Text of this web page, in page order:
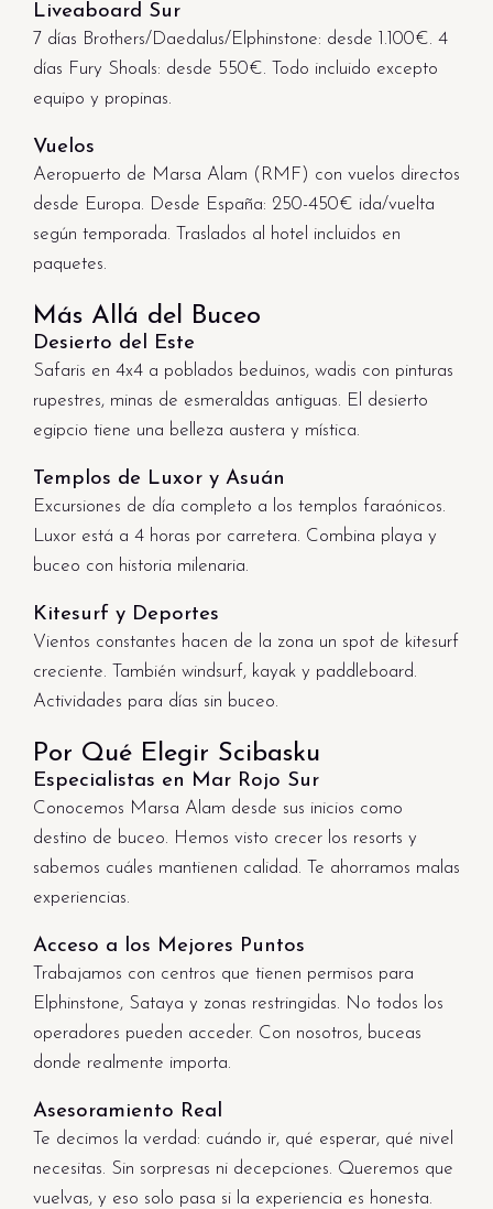
Liveaboard Sur
7 días Brothers/Daedalus/Elphinstone: desde 1.100€. 4
días Fury Shoals: desde 550€. Todo incluido excepto
equipo y propinas.
Vuelos
Aeropuerto de Marsa Alam (RMF) con vuelos directos
desde Europa. Desde España: 250-450€ ida/vuelta
según temporada. Traslados al hotel incluidos en
paquetes.
Más Allá del Buceo
Desierto del Este
Safaris en 4x4 a poblados beduinos, wadis con pinturas
rupestres, minas de esmeraldas antiguas. El desierto
egipcio tiene una belleza austera y mística.
Templos de Luxor y Asuán
Excursiones de día completo a los templos faraónicos.
Luxor está a 4 horas por carretera. Combina playa y
buceo con historia milenaria.
Kitesurf y Deportes
Vientos constantes hacen de la zona un spot de kitesurf
creciente. También windsurf, kayak y paddleboard.
Actividades para días sin buceo.
Por Qué Elegir Scibasku
Especialistas en Mar Rojo Sur
Conocemos Marsa Alam desde sus inicios como
destino de buceo. Hemos visto crecer los resorts y
sabemos cuáles mantienen calidad. Te ahorramos malas
experiencias.
Acceso a los Mejores Puntos
Trabajamos con centros que tienen permisos para
Elphinstone, Sataya y zonas restringidas. No todos los
operadores pueden acceder. Con nosotros, buceas
donde realmente importa.
Asesoramiento Real
Te decimos la verdad: cuándo ir, qué esperar, qué nivel
necesitas. Sin sorpresas ni decepciones. Queremos que
vuelvas, y eso solo pasa si la experiencia es honesta.